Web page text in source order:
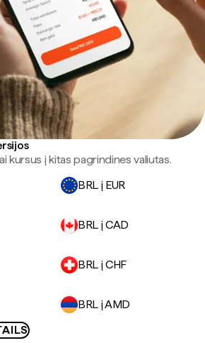
kursus į kitas pagrindines valiutas.
BRL į EUR
BRL į CAD
BRL į CHF
BRL į AMD